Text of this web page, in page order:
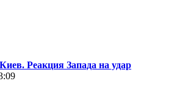
Реакция Запада на удар